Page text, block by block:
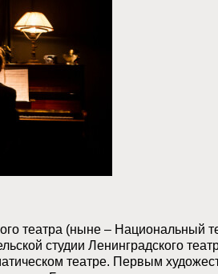
театра (ныне – Национальный
студии Ленинградского
театре. Первым